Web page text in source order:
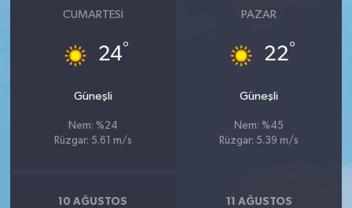
CUMARTESI
24°
Güneşli
Nem: %24
Rüzgar: 5.61 m/s
PAZAR
22°
Güneşli
Nem: %45
Rüzgar: 5.39 m/s
10 AĞUSTOS 11 AĞUSTOS